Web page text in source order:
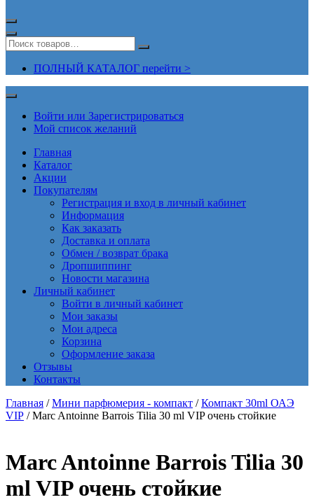
ПОЛНЫЙ КАТАЛОГ перейти >
Войти или Зарегистрироваться
Мой список желаний
Главная
Каталог
Акции
Покупателям
Регистрация и вход в личный кабинет
Информация
Как заказать
Доставка и оплата
Обмен / возврат брака
Дропшиппинг
Новости магазина
Личный кабинет
Войти в личный кабинет
Мои заказы
Мои адреса
Корзина
Оформление заказа
Отзывы
Контакты
Главная /Мини парфюмерия - компакт /Компакт 30ml ОАЭ
VIP / Marc Antoinne Barrois Tilia 30 ml VIP очень стойкие
Marc Antoinne Barrois Tilia 30
ml VIP очень стойкие